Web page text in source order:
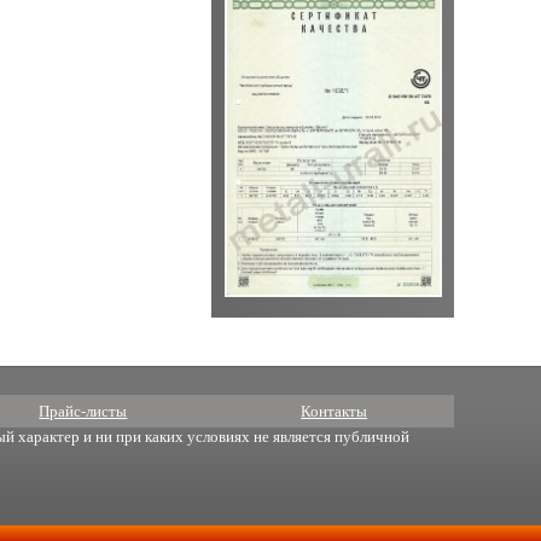
Прайс-листы
Контакты
характер и ни при каких условиях не является публичной